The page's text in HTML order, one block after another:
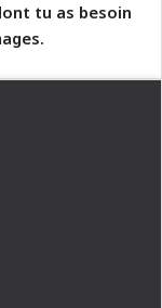
tu as besoin